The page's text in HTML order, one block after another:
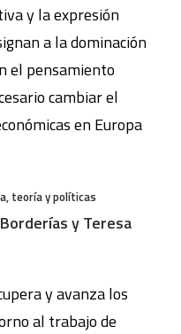
y la expresión
a la dominación
el pensamiento
cambiar el
en Europa
teoría y políticas
y Teresa
y avanza los
al trabajo de